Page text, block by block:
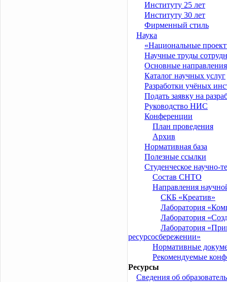
Институту 25 лет
Институту 30 лет
Фирменный стиль
Наука
«Национальные
Научные труды
Основные направления
Каталог научных услуг
Разработки учёных
Подать заявку на
Руководство НИС
Конференции
План проведения
Архив
Нормативная база
Полезные ссылки
Студенческое научно-
Состав СНТО
Направления
СКБ «Креатив»
Лаборатория
Лаборатория
Лаборатория
ресурсосбережении»
Нормативные
Рекомендуемые
Ресурсы
Сведения об